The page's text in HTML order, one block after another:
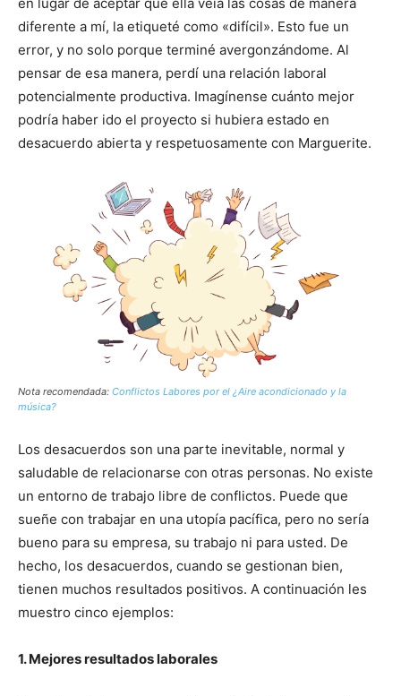
diferente a mí, la etiqueté como «difícil». Esto fue un
error, y no solo porque terminé avergonzándome. Al
pensar de esa manera, perdí una relación laboral
potencialmente productiva. Imagínense cuánto mejor
podría haber ido el proyecto si hubiera estado en
desacuerdo abierta y respetuosamente con Marguerite.
Nota recomendada: Conflictos Labores por el ¿Aire acondicionado y la
música?
Los desacuerdos son una parte inevitable, normal y
saludable de relacionarse con otras personas. No existe
un entorno de trabajo libre de conflictos. Puede que
sueñe con trabajar en una utopía pacífica, pero no sería
bueno para su empresa, su trabajo ni para usted. De
hecho, los desacuerdos, cuando se gestionan bien,
tienen muchos resultados positivos. A continuación les
muestro cinco ejemplos:
1. Mejores resultados laborales